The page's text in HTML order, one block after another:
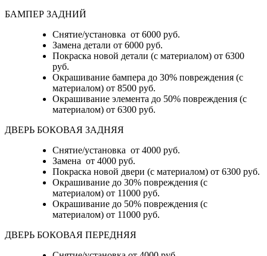
БАМПЕР ЗАДНИЙ
Снятие/установка от 6000 руб.
Замена детали от 6000 руб.
Покраска новой детали (с материалом) от 6300
руб.
Окрашивание бампера до 30% повреждения (с
материалом) от 8500 руб.
Окрашивание элемента до 50% повреждения (с
материалом) от 6300 руб.
ДВЕРЬ БОКОВАЯ ЗАДНЯЯ
Снятие/установка от 4000 руб.
Замена от 4000 руб.
Покраска новой двери (с материалом) от 6300 руб.
Окрашивание до 30% повреждения (с
материалом) от 11000 руб.
Окрашивание до 50% повреждения (с
материалом) от 11000 руб.
ДВЕРЬ БОКОВАЯ ПЕРЕДНЯЯ